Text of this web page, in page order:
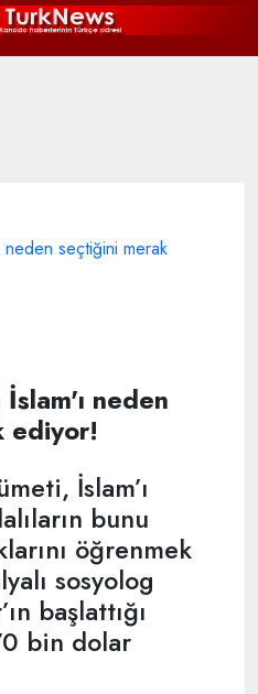
neden
ediyor!
İslam’ı
bunu
öğrenmek
sosyolog
başlattığı
bin dolar